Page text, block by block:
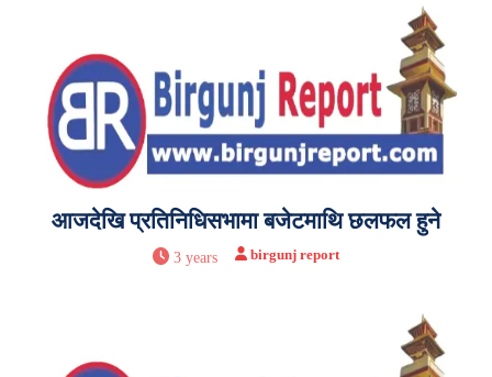
आजदेखि प्रतिनिधिसभामा बजेटमाथि छलफल हुने
3 years birgunj report